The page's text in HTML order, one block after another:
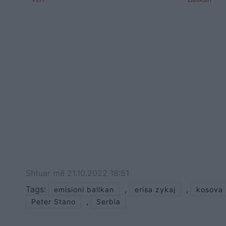
Shtuar më 21.10.2022 18:51
Tags:
emisioni ballkan , erisa zykaj ,
kosova
Peter Stano
, Serbia